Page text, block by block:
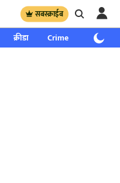
सबस्क्राईब
क्रीडा Crime साप्ताहिक